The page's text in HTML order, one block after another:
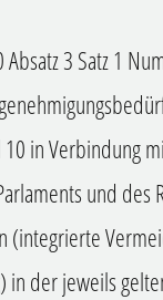
3 Satz 1
in Verbindung
und des
(integrierte
der jeweils